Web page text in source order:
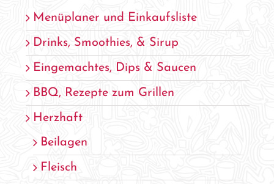
Menüplaner und Einkaufsliste
Drinks, Smoothies, & Sirup
Eingemachtes, Dips & Saucen
BBQ, Rezepte zum Grillen
Herzhaft
Beilagen
Fleisch